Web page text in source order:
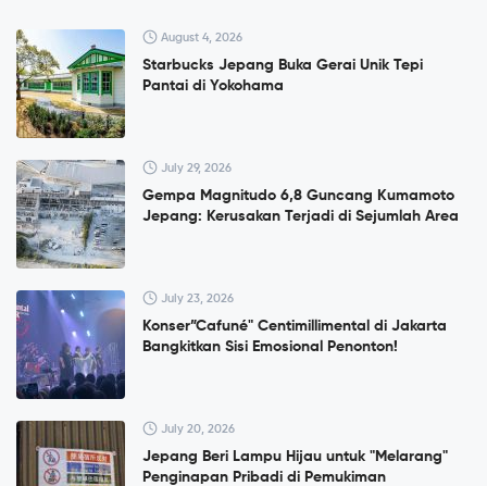
August 4, 2026
Starbucks Jepang Buka Gerai Unik Tepi
Pantai di Yokohama
July 29, 2026
Gempa Magnitudo 6,8 Guncang Kumamoto
Jepang: Kerusakan Terjadi di Sejumlah Area
July 23, 2026
Konser”Cafuné" Centimillimental di Jakarta
Bangkitkan Sisi Emosional Penonton!
July 20, 2026
Jepang Beri Lampu Hijau untuk "Melarang"
Penginapan Pribadi di Pemukiman